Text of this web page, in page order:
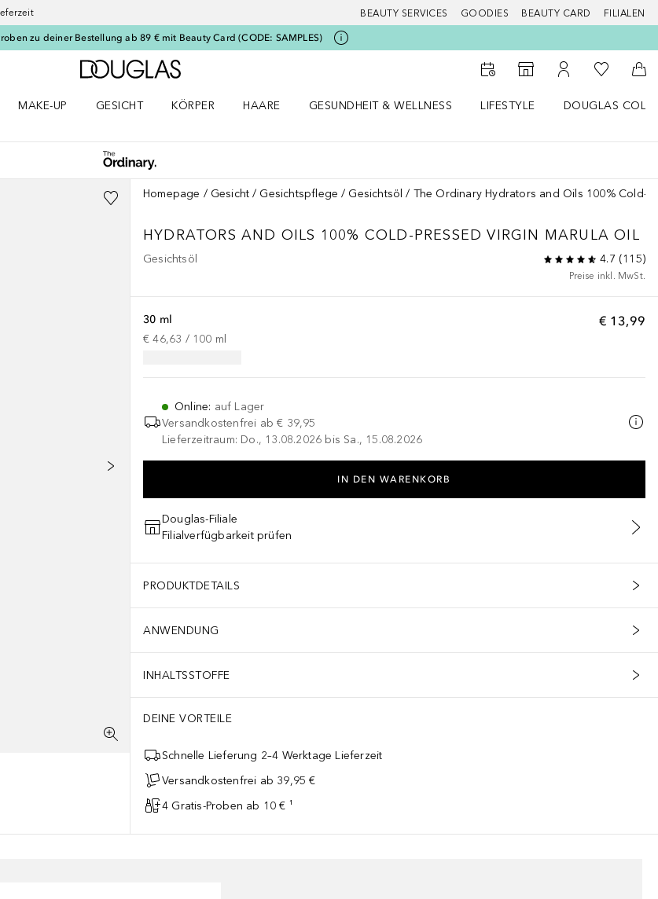
BEAUTY SERVICES GOODIES BEAUTY CARD FILIALEN
zu deiner Bestellung ab 89 € mit Beauty Card (CODE: SAMPLES)
Zur Douglas Startseite
Zum Storefinder
Zu Meinem
Zu Meiner
MAKE-UP
GESICHT
KÖRPER
HAARE
GESUNDHEIT & WELLNESS
LIFESTYLE
DOUGLAS
Homepage Gesicht Gesichtspflege Gesichtsöl The Ordinary Hydrators and Oils 100% Cold-
HYDRATORS AND OILS 100% COLD-PRESSED VIRGIN MARULA OIL
Gesichtsöl 4.7 (115)
Preise inkl. MwSt.
€ 13,99
30 ml
€ 46,63 / 100 ml
Online: auf Lager
Versandkostenfrei ab € 39,95
Lieferzeitraum: Do., 13.08.2026 bis Sa., 15.08.2026
IN DEN WARENKORB
Douglas-Filiale
Filialverfügbarkeit prüfen
PRODUKTDETAILS
ANWENDUNG
INHALTSSTOFFE
DEINE VORTEILE
Schnelle Lieferung 2–4 Werktage Lieferzeit
Versandkostenfrei ab 39,95 €
4 Gratis-Proben ab 10 € ¹